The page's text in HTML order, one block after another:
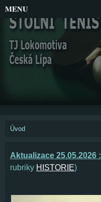
Úvod
Aktualizace 25.05.2026 :
rubriky HISTORIE)
MENU